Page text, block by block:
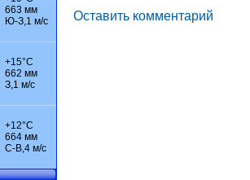
Оставить комментарий